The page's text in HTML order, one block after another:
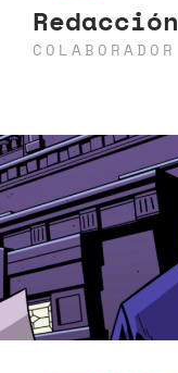
Redacción
COLABORADOR